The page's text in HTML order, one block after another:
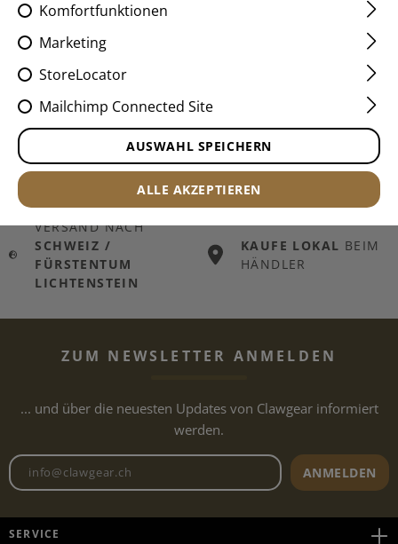
Keine Produkte gefunden.
KOSTENLOSER
VERSANDAB
TAUSENDEARTIKEL
VERSAND NACH
SCHWEIZ /
FÜRSTENTUM
LICHTENSTEIN
KAUFE LOKAL BEIM
HÄNDLER
ZUM NEWSLETTER ANMELDEN
... und über die neuesten Updates von Clawgear informiert
werden.
Newsletter E-Mail-Adresse
ANMELDEN
SERVICE
Komfortfunktionen
Marketing
StoreLocator
Mailchimp Connected Site
AUSWAHL SPEICHERN
ALLE AKZEPTIEREN